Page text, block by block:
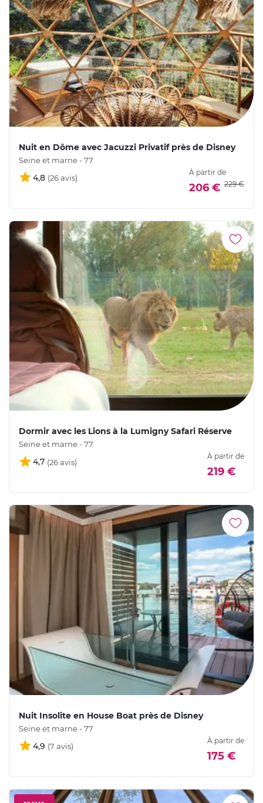
Nuit en Dôme avec Jacuzzi Privatif près de Disney
Seine et marne - 77
4,8
À partir de
206 € 229 €
Dormir avec les Lions à la Lumigny Safari Réserve
Seine et marne - 77
4,7
À partir de
219 €
Nuit Insolite en House Boat près de Disney
Seine et marne - 77
4,9
À partir de
175 €